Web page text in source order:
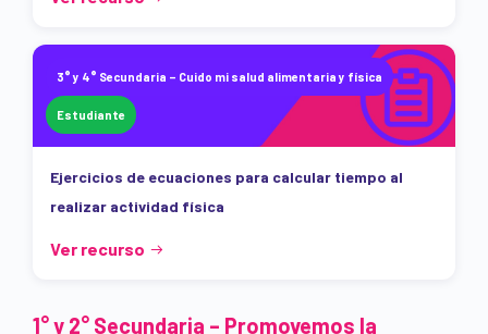
3° y 4° Secundaria – Cuido mi salud alimentaria y física
Estudiante
Ejercicios de ecuaciones para calcular tiempo al
realizar actividad física
Ver recurso
1° y 2° Secundaria – Promovemos la